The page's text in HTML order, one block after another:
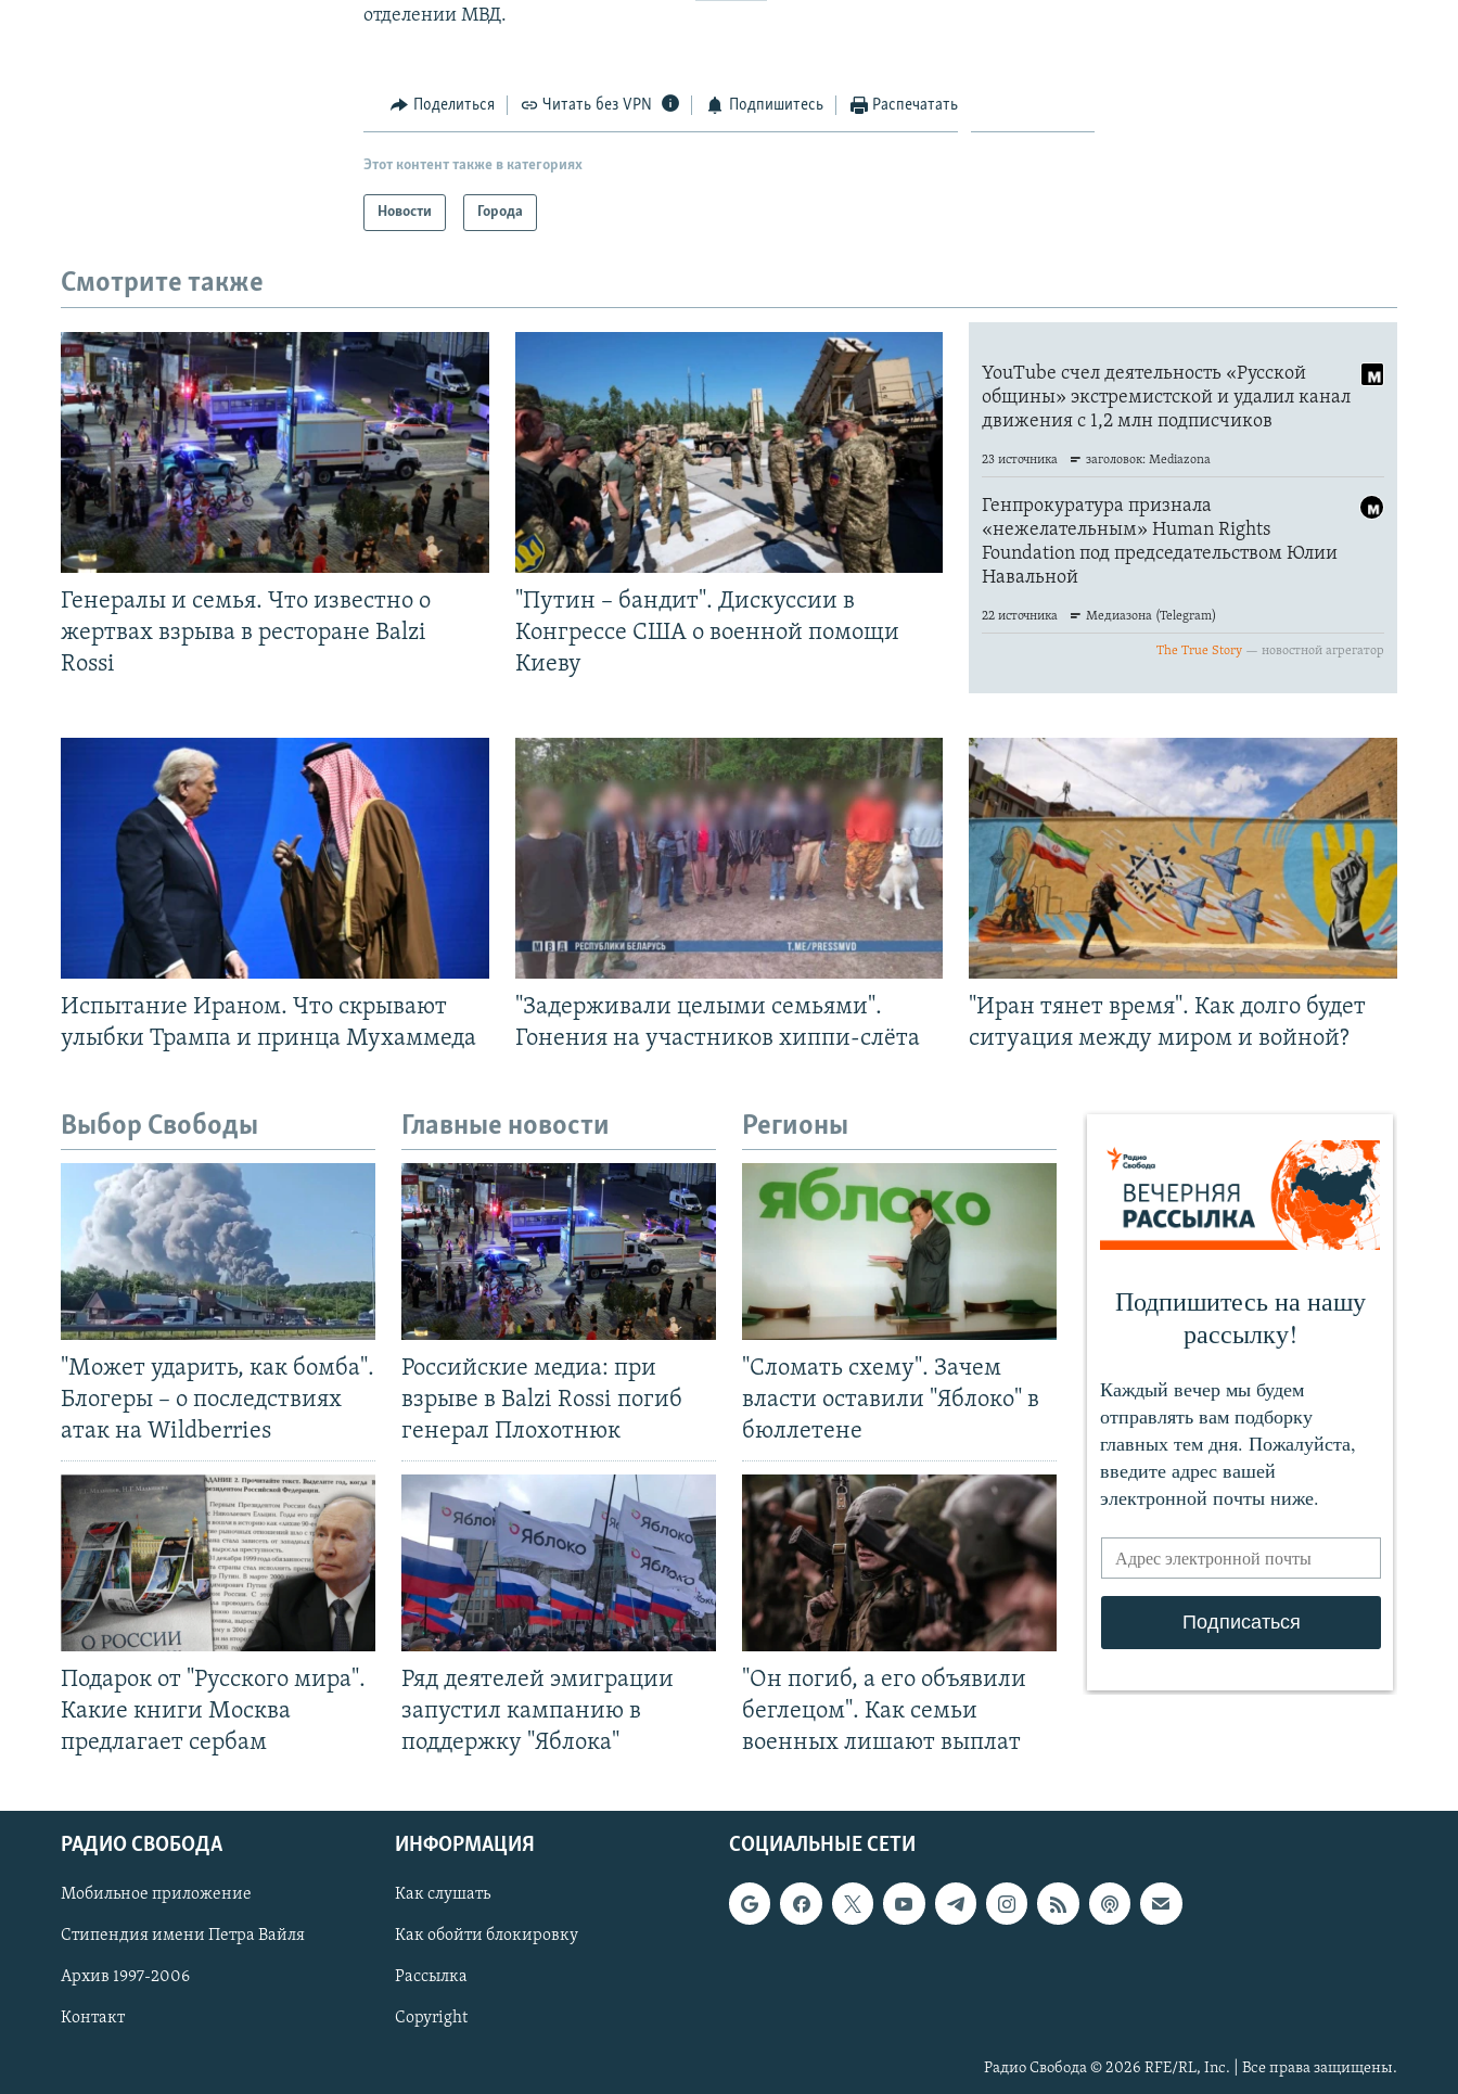
СОЦИАЛЬНЫЕ СЕТИ
отделении МВД.
Поделиться Читать без VPN Подпишитесь Распечатать
Этот контент также в категориях
Новости Города
Смотрите также
Генералы и семья. Что известно о
жертвах взрыва в ресторане Balzi
Rossi
"Путин – бандит". Дискуссии в
Конгрессе США о военной помощи
Киеву
Испытание Ираном. Что скрывают
улыбки Трампа и принца Мухаммеда
"Задерживали целыми семьями".
Гонения на участников хиппи-слёта
"Иран тянет время". Как долго будет
ситуация между миром и войной?
Выбор Свободы
"Может ударить, как бомба".
Блогеры – о последствиях
атак на Wildberries
Подарок от "Русского мира".
Какие книги Москва
предлагает сербам
Главные новости
Российские медиа: при
взрыве в Balzi Rossi погиб
генерал Плохотнюк
Ряд деятелей эмиграции
запустил кампанию в
поддержку "Яблока"
Регионы
"Сломать схему". Зачем
власти оставили "Яблоко" в
бюллетене
"Он погиб, а его объявили
беглецом". Как семьи
военных лишают выплат
СОЦИАЛЬНЫЕ СЕТИ
РАДИО СВОБОДА
Мобильное приложение
Стипендия имени Петра Вайля
Архив 1997-2006
Контакт
ИНФОРМАЦИЯ
Как слушать
Как обойти блокировку
Рассылка
Copyright
Радио Свобода © 2026 RFE/RL, Inc. | Все права защищены.